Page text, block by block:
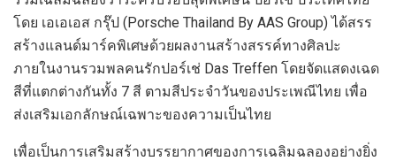
โดย เอเอเอส กรุ๊ป (Porsche Thailand By AAS Group) ได้สรร
สร้างแลนด์มาร์คพิเศษด้วยผลงานสร้างสรรค์ทางศิลปะ
ภายในงานรวมพลคนรักปอร์เช่ Das Treffen โดยจัดแสดงเฉด
สีที่แตกต่างกันทั้ง 7 สี ตามสีประจำวันของประเพณีไทย เพื่อ
ส่งเสริมเอกลักษณ์เฉพาะของความเป็นไทย
เพื่อเป็นการเสริมสร้างบรรยากาศของการเฉลิมฉลองอย่างยิ่ง